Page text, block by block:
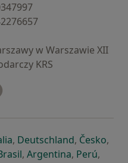
w Warszawie XII
KRS
nowej karcie
się w nowej karcie
otwiera się w nowej
, Deutschlandotwiera się
, Česko,
karcie
w nowej karcie
się w nowej karcie
otwiera się w nowej
, Argentinaotwiera się
, Perú,